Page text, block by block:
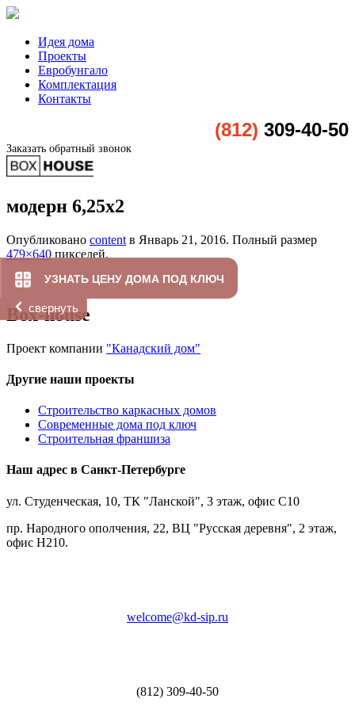
УЗНАТЬ ЦЕНУ ДОМА ПОД КЛЮЧ
свернуть
Идея дома
Проекты
Евробунгало
Комплектация
Контакты
(812) 309-40-50
Заказать обратный звонок
модерн 6,25х2
Опубликовано content в Январь 21, 2016. Полный размер
479×640 пикселей.
Box-house
Проект компании "Канадский дом"
Другие наши проекты
Строительство каркасных домов
Современные дома под ключ
Строительная франшиза
Наш адрес в Санкт-Петербурге
ул. Студенческая, 10, ТК "Ланской", 3 этаж, офис С10
пр. Народного ополчения, 22, ВЦ "Русская деревня", 2 этаж,
офис Н210.
welcome@kd-sip.ru
(812) 309-40-50